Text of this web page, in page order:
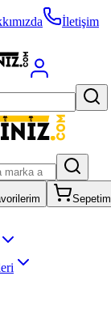
İletişim
Sepetim